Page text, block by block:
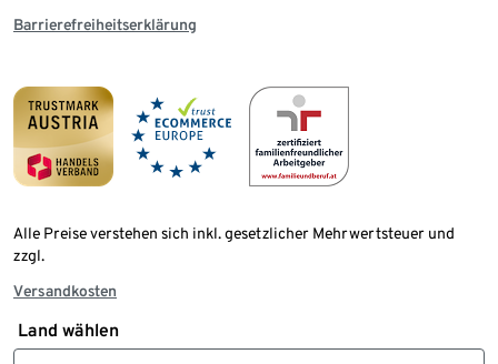
Barrierefreiheitserklärung
Alle Preise verstehen sich inkl. gesetzlicher Mehrwertsteuer und
zzgl.
Versandkosten
Land wählen